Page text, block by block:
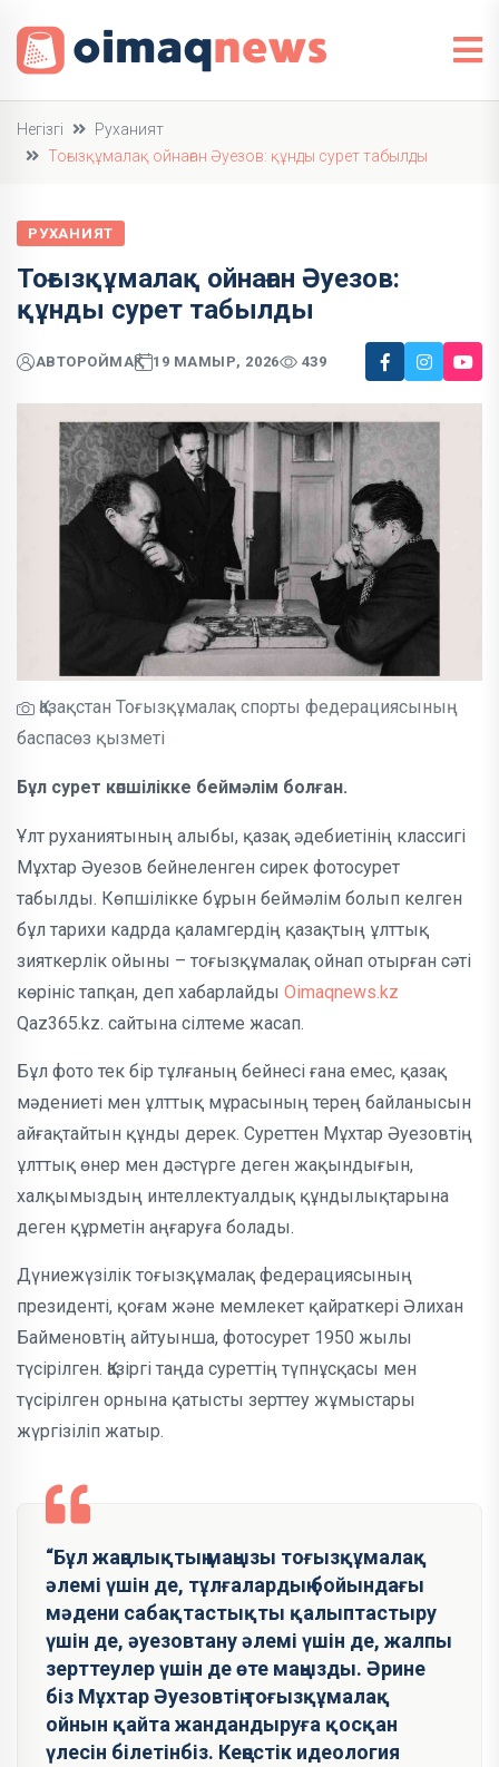
Негізгі
Руханият
Тоғызқұмалақ ойнаған Әуезов: құнды сурет табылды
РУХАНИЯТ
Тоғызқұмалақ ойнаған Әуезов:
құнды сурет табылды
АВТОРОЙМАҚ 19 МАМЫР, 2026 439
Қазақстан Тоғызқұмалақ спорты федерациясының
баспасөз қызметі
Бұл сурет көпшілікке беймәлім болған.
Ұлт руханиятының алыбы, қазақ әдебиетінің классигі
Мұхтар Әуезов бейнеленген сирек фотосурет
табылды. Көпшілікке бұрын беймәлім болып келген
бұл тарихи кадрда қаламгердің қазақтың ұлттық
зияткерлік ойыны – тоғызқұмалақ ойнап отырған сәті
көрініс тапқан, деп хабарлайды Oimaqnews.kz
Qaz365.kz. сайтына сілтеме жасап.
Бұл фото тек бір тұлғаның бейнесі ғана емес, қазақ
мәдениеті мен ұлттық мұрасының терең байланысын
айғақтайтын құнды дерек. Суреттен Мұхтар Әуезовтің
ұлттық өнер мен дәстүрге деген жақындығын,
халқымыздың интеллектуалдық құндылықтарына
деген құрметін аңғаруға болады.
Дүниежүзілік тоғызқұмалақ федерациясының
президенті, қоғам және мемлекет қайраткері Әлихан
Байменовтің айтуынша, фотосурет 1950 жылы
түсірілген. Қазіргі таңда суреттің түпнұсқасы мен
түсірілген орнына қатысты зерттеу жұмыстары
жүргізіліп жатыр.
“Бұл жаңалықтың маңызы тоғызқұмалақ
әлемі үшін де, тұлғалардың бойындағы
мәдени сабақтастықты қалыптастыру
үшін де, әуезовтану әлемі үшін де, жалпы
зерттеулер үшін де өте маңызды. Әрине
біз Мұхтар Әуезовтің тоғызқұмалақ
ойнын қайта жандандыруға қосқан
үлесін білетінбіз. Кеңестік идеология